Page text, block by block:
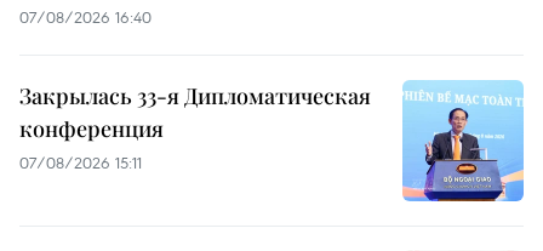
07/08/2026 16:40
Закрылась 33-я Дипломатическая
конференция
07/08/2026 15:11